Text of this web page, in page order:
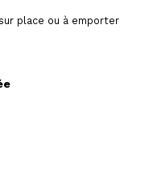
place ou à emporter